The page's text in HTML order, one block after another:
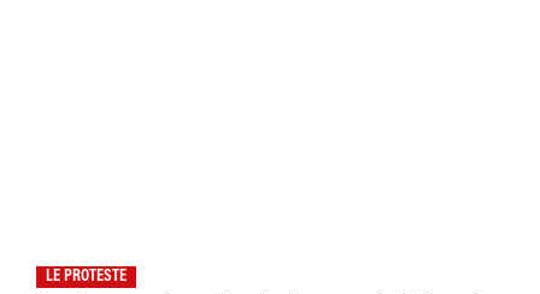
LE PROTESTE